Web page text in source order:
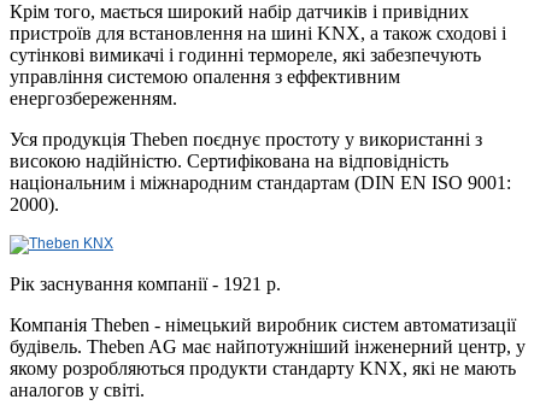
Крім того, мається широкий набір датчиків і привідних
пристроїв для встановлення на шині KNX, а також сходові і
сутінкові вимикачі і годинні термореле, які забезпечують
управління системою опалення з еффективним
енергозбереженням.
Уся продукція Theben поєднує простоту у використанні з
високою надійністю. Сертифікована на відповідність
національним і міжнародним стандартам (DIN EN ISO 9001:
2000).
Рік заснування компанії - 1921 р.
Компанія Theben - німецький виробник систем автоматизації
будівель. Theben AG має найпотужніший інженерний центр, у
якому розробляються продукти стандарту KNX, які не мають
аналогов у світі.